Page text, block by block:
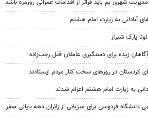
شهری بم باید فراتر از اقدامات عمرانی روزمره باشد
آبادانی به زیارت امام هشتم
پارک شیراز
زبده برای دستگیری عاملان قتل رجب‌زاده
کردستان در روزهای سخت کنار مردم ایستادند
فردوسی برای میزبانی از زائران دهه پایانی صفر